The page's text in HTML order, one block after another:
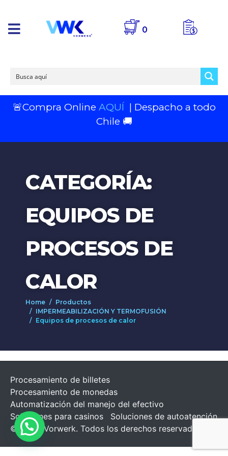
0
🚨Compra Online AQUÍ | Despacho a todo
Chile 🚚
CATEGORÍA:
EQUIPOS DE
PROCESOS DE
CALOR
Home
Productos
IMPERMEABILIZACIÓN Y TERMOFUSIÓN
Equipos de procesos de calor
Procesamiento de billetes
Procesamiento de monedas
Automatización del manejo del efectivo
Soluciones para casinos
Soluciones de autoatención
©2026 -Vorwerk. Todos los derechos reservados.